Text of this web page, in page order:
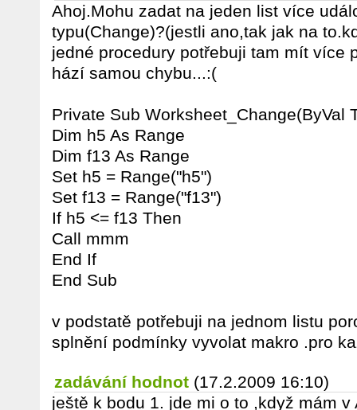
Ahoj.Mohu zadat na jeden list více
typu(Change)?(jestli ano,tak jak na
jedné procedury potřebuji tam mít více
hází samou chybu...:(
Private Sub Worksheet_Change(ByVal
Dim h5 As Range
Dim f13 As Range
Set h5 = Range("h5")
Set f13 = Range("f13")
If h5 <= f13 Then
Call mmm
End If
End Sub
v podstatě potřebuji na jednom listu
splnění podmínky vyvolat makro .pro
zadávání hodnot (17.2.2009 16:10)
ještě k bodu 1. jde mi o to ,když mám